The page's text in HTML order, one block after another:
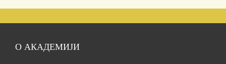
О АКАДЕМИЈИ